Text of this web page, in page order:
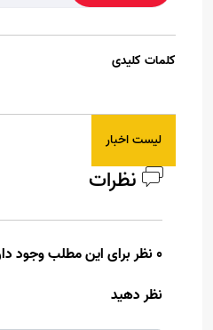
کلمات کلیدی
لیست اخبار
نظرات
0 نظر برای این مطلب وجود دارد
نظر دهید